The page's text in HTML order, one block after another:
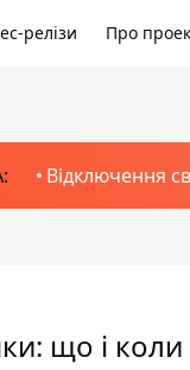
релізи Про
Відключення
що і